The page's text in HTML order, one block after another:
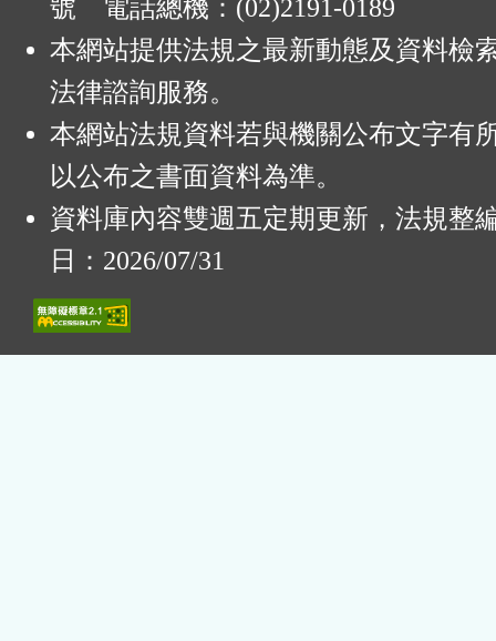
號 電話總機：(02)2191-0189
本網站提供法規之最新動態及資料檢
法律諮詢服務。
本網站法規資料若與機關公布文字有
以公布之書面資料為準。
資料庫內容雙週五定期更新，法規整
日：2026/07/31